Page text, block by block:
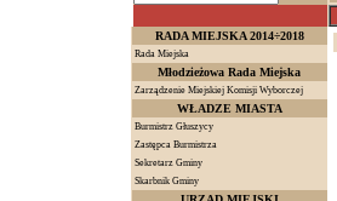
RADA MIEJSKA 2014÷2018
Rada Miejska
Młodzieżowa Rada Miejska
Zarządzenie Miejskiej Komisji Wyborczej
WŁADZE MIASTA
Burmistrz Głuszycy
Zastępca Burmistrza
Sekretarz Gminy
Skarbnik Gminy